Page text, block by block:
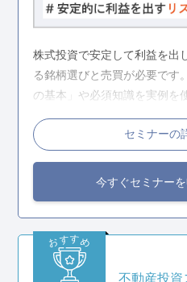
株式投資で安定して利益を出
る銘柄選びと売買が必要です
の基本」や必須知識を実例を
こんな人におすす
株式投資に興味があるけれ
過去に株をやったことがあ
せなかった
セミナーの
今すぐセミナーを
おすすめ
不動産投